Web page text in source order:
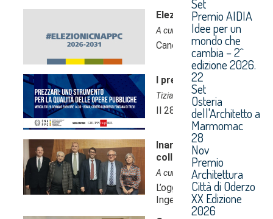
Set
Premio AIDIA
Idee per un
mondo che
cambia – 2^
edizione 2026.
22
Set
Osteria
dell'Architetto a
Marmomac
28
Nov
Premio
Architettura
Città di Oderzo
XX Edizione
2026